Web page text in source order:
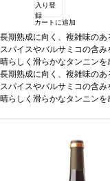
入り登
録
カートに追加
長期熟成に向く、複雑味のあ
スパイスやバルサミコの含
晴らしく滑らかなタンニンを
理赤身肉、ジビエ、チーズ
0%、カベルネ・フラン
ージが在庫切れの場合、在
長期熟成に向く、複雑味のあ
スパイスやバルサミコの含
晴らしく滑らかなタンニンを
ージが在庫切れの場合、在
に変更されます、ご了承くだ